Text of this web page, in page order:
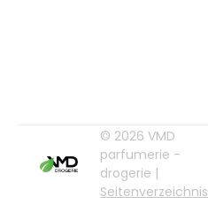
© 2026 VMD
parfumerie -
drogerie |
Seitenverzeichnis